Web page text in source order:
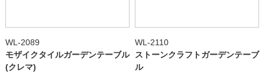
WL-2089
モザイクタイルガーデンテーブル
(クレマ)
WL-2110
ストーンクラフトガーデンテーブ
ル